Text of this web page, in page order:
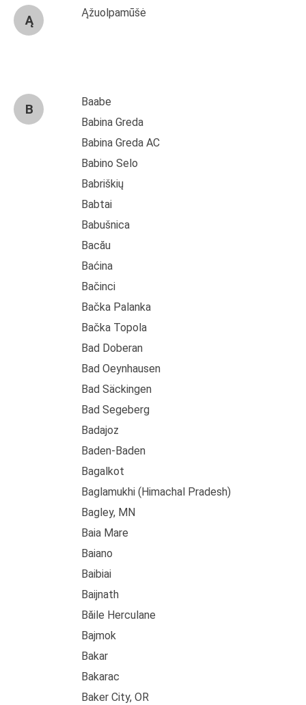
Ą
Ąžuolpamūšė
B
Baabe
Babina Greda
Babina Greda AC
Babino Selo
Babriškių
Babtai
Babušnica
Bacău
Baćina
Bačinci
Bačka Palanka
Bačka Topola
Bad Doberan
Bad Oeynhausen
Bad Säckingen
Bad Segeberg
Badajoz
Baden-Baden
Bagalkot
Baglamukhi (Himachal Pradesh)
Bagley, MN
Baia Mare
Baiano
Baibiai
Baijnath
Băile Herculane
Bajmok
Bakar
Bakarac
Baker City, OR